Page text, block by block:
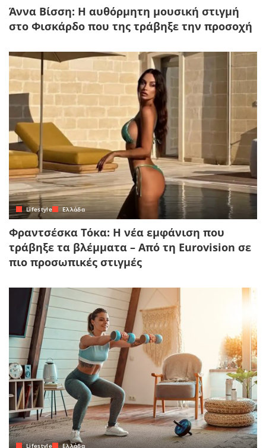
Άννα Βίσση: Η αυθόρμητη μουσική στιγμή
στο Φισκάρδο που της τράβηξε την προσοχή
Lifestyle Ελλάδα
Φραντσέσκα Τόκα: Η νέα εμφάνιση που
τράβηξε τα βλέμματα – Από τη Eurovision σε
πιο προσωπικές στιγμές
Lifestyle Ελλάδα